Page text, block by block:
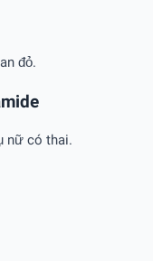
đỏ.
nữ có thai.